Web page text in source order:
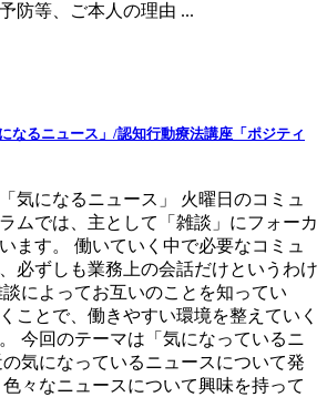
防等、ご本人の理由 ...
なるニュース」/認知行動療法講座「ポジティ
気になるニュース」 火曜日のコミュ
ムでは、主として「雑談」にフォーカ
ます。 働いていく中で必要なコミュ
必ずしも業務上の会話だけというわけ
によってお互いのことを知ってい
ことで、働きやすい環境を整えていく
今回のテーマは「気になっているニ
気になっているニュースについて発
々なニュースについて興味を持って